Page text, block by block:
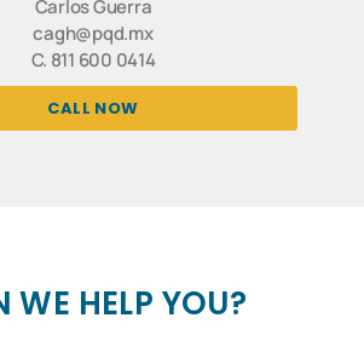
Carlos Guerra
cagh@pqd.mx
C. 811 600 0414
CALL NOW
WE HELP YOU?